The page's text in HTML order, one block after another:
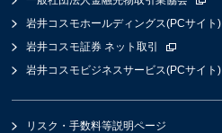
岩井コスモホールディングス(PCサイト)
岩井コスモ証券 ネット取引
岩井コスモビジネスサービス(PCサイト)
リスク・手数料等説明ページ